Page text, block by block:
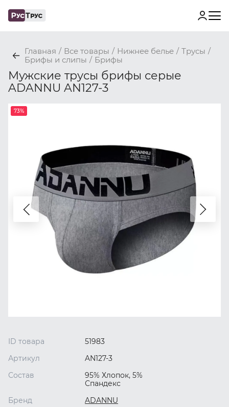
Главная / Все товары / Нижнее белье / Трусы /
Брифы и слипы / Брифы
Мужские трусы брифы серые
ADANNU AN127-3
73%
ID товара
51983
Артикул
AN127-3
Состав
95% Хлопок, 5%
Спандекс
Бренд
ADANNU